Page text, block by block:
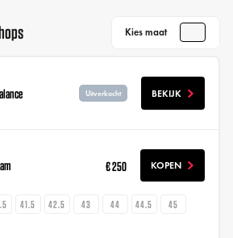
Kies maat
Uitverkocht BEKIJK
€ 250 KOPEN
41.5 42.5 43 44 44.5
45